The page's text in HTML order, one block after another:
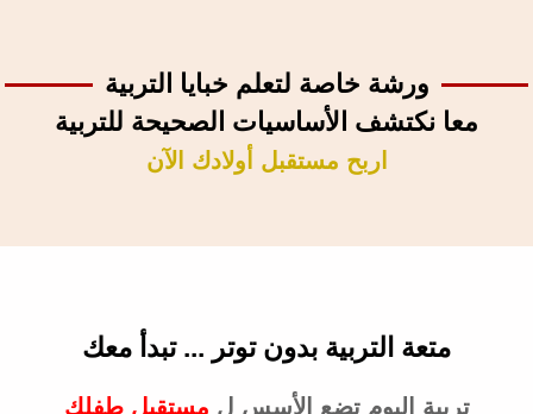
ورشة خاصة لتعلم خبايا التربية
معا نكتشف الأساسيات الصحيحة للتربية
اربح مستقبل أولادك الآن
متعة التربية بدون توتر ... تبدأ معك
تربية اليوم تضع الأسس ل مستقبل طفلك